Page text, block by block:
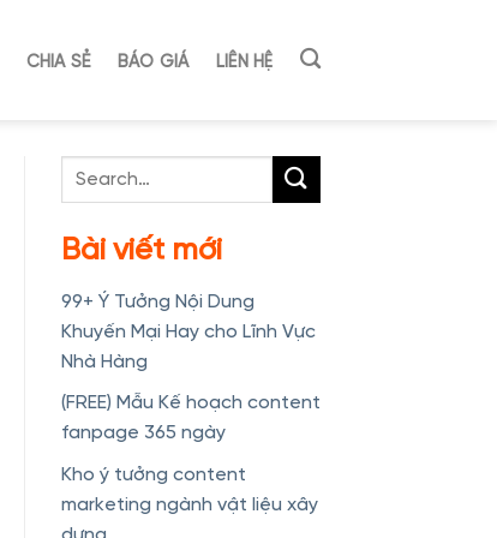
CHIA SẺ BÁO GIÁ LIÊN HỆ
Bài viết mới
99+ Ý Tưởng Nội Dung
Khuyến Mại Hay cho Lĩnh Vực
Nhà Hàng
(FREE) Mẫu Kế hoạch content
fanpage 365 ngày
Kho ý tưởng content
marketing ngành vật liệu xây